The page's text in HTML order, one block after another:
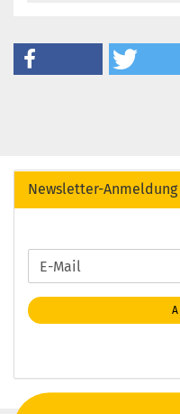
Newsletter-Anmeldung
WEITER
ZUR
NEWSLETTER-
ANMELDUNG
E-
Mail